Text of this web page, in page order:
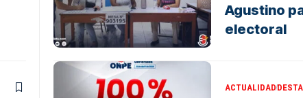
Agustino
electoral
ACTUALIDAD